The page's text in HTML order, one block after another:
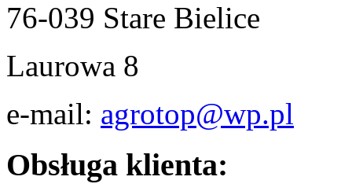
76-039 Stare Bielice
Laurowa 8
e-mail: agrotop@wp.pl
Obsługa klienta: